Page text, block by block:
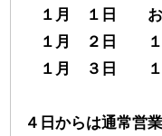
１月 １日 お
１月 ２日 １０
１月 ３日 １０
４日からは通常営